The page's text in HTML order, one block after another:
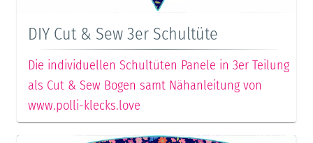
DIY Cut & Sew 3er Schultüte
Die individuellen Schultüten Panele in 3er Teilung
als Cut & Sew Bogen samt Nähanleitung von
www.polli-klecks.love